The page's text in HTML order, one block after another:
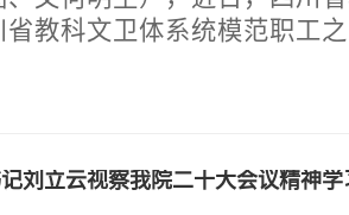
省教科文卫体系统模范职工
主义学院、基础学院和人文
共有会员44人，是学院教学
气蓬勃，团结奋进的大家庭
刘立云视察我院二十大会议精神